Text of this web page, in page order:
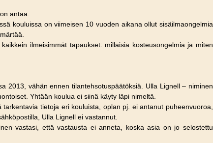
antaa.
kouluissa on viimeisen 10 vuoden aikana ollut sisäilmaongelmia
ilmeisimmät tapaukset: millaisia kosteusongelmia ja miten
2013, vähän ennen tilantehsotuspäätöksiä. Ulla Lignell – niminen
Yhtään koulua ei siinä käyty läpi nimeltä.
tietoja eri kouluista, oplan pj. ei antanut puheenvuoroa,
Ulla Lignell ei vastannut.
vastasi, että vastausta ei anneta, koska asia on jo selostettu